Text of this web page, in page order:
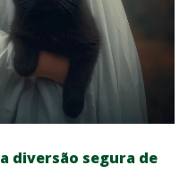
diversão segura de